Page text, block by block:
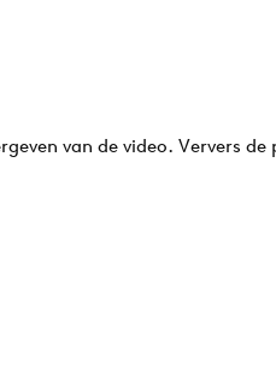
van de video. Ververs